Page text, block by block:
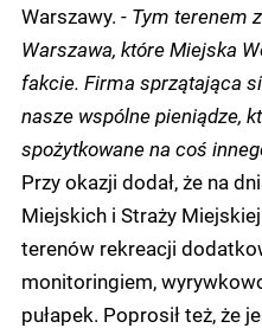
Warszawy. - Tym terenem
Warszawa, które Miejska
fakcie. Firma sprzątająca
nasze wspólne pieniądze,
spożytkowane na coś
Przy okazji dodał, że na
Miejskich i Straży
terenów rekreacji
monitoringiem,
pułapek. Poprosił też, że